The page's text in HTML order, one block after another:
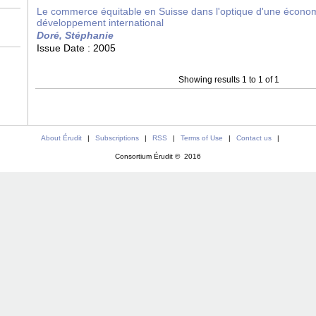
Le commerce équitable en Suisse dans l'optique d'une
développement international
Doré, Stéphanie
Issue Date : 2005
Showing results 1 to 1 of 1
About Érudit | Subscriptions | RSS | Terms of Use | Contact us |
Consortium Érudit © 2016